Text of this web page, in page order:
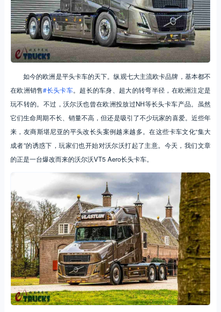
如今的欧洲是平头卡车的天下。纵观七大主流欧卡品牌，基本都不
在欧洲销售#长头卡车。超长的车身、超大的转弯半径，在欧洲注定是
玩不转的。不过，沃尔沃也曾在欧洲投放过NH等长头卡车产品。虽然
它们生命周期不长、销量不高，但还是吸引了不少玩家的喜爱。近些年
来，友商斯堪尼亚的平头改长头案例越来越多。在这些卡车文化“集大
成者”的诱惑下，玩家们也开始对沃尔沃打起了主意。今天，我们文章
的正是一台爆改而来的沃尔沃VT5 Aero长头卡车。